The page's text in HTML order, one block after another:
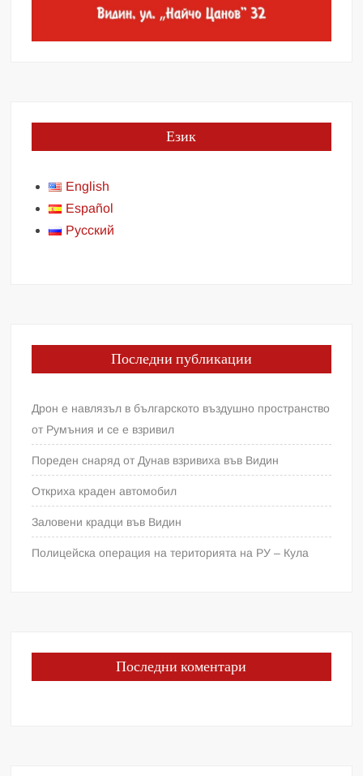
Език
English
Español
Русский
Последни публикации
Дрон е навлязъл в българското въздушно пространство
от Румъния и се е взривил
Пореден снаряд от Дунав взривиха във Видин
Откриха краден автомобил
Заловени крадци във Видин
Полицейска операция на територията на РУ – Кула
Последни коментари